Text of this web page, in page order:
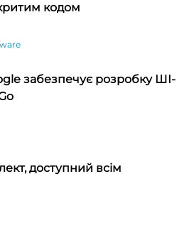
кодом
забезпечує розробку ШІ-
доступний всім